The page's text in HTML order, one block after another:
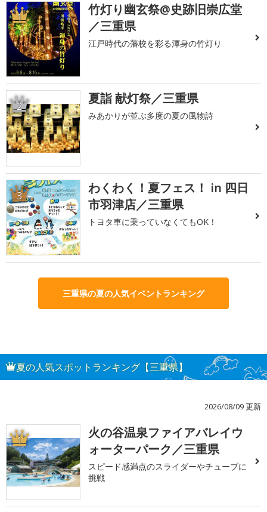
1
竹灯り幽玄祭@史跡旧崇広堂
／三重県
江戸時代の藩校を彩る渾身の竹灯り
2 夏詣 献灯祭／三重県
みあかりが並ぶ多度の夏の風物詩
3
わくわく！夏フェス！ in 四日
市羽津店／三重県
トヨタ車に乗っていなくてもOK！
三重県の夏の人気イベントランキング
夏の人気スポットランキング【三重県】
2026/08/09 更新
1
火の谷温泉ファイアバレイウ
ォーターパーク／三重県
スピード感満点のスライダーやチューブに
挑戦